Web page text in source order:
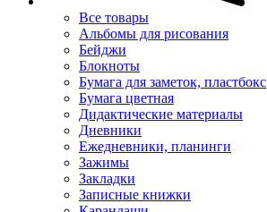
Все товары
Альбомы для рисования
Бейджи
Блокноты
Бумага для заметок, пластбокс
Бумага цветная
Дидактические материалы
Дневники
Ежедневники, планинги
Зажимы
Закладки
Записные книжки